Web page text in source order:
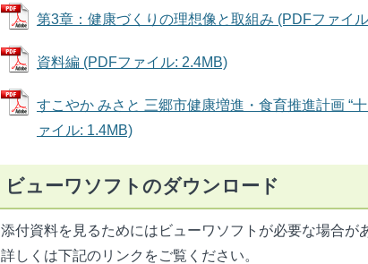
第3章：健康づくりの理想像と取組み (PDFファイ
資料編 (PDFファイル: 2.4MB)
すこやか みさと 三郷市健康増進・食育推進計画 “
ァイル: 1.4MB)
ビューワソフトのダウンロード
添付資料を見るためにはビューワソフトが必要な場合が
詳しくは下記のリンクをご覧ください。